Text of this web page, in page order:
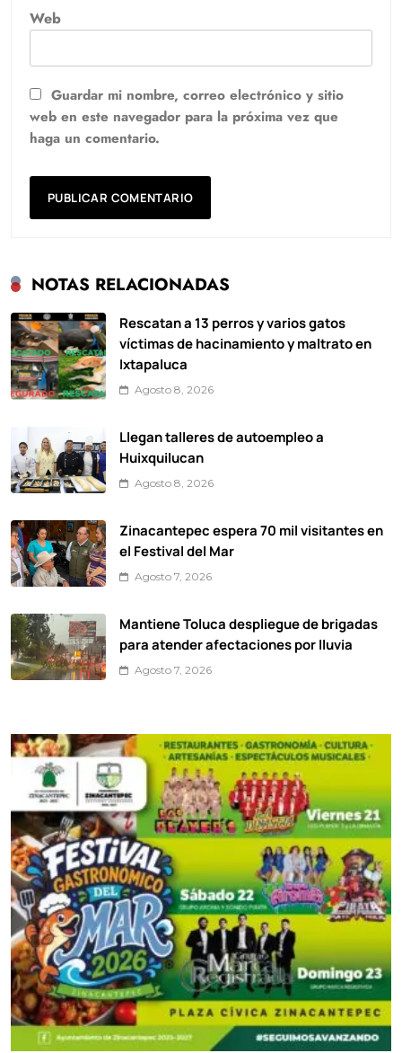
Web
Guardar mi nombre, correo electrónico y sitio
web en este navegador para la próxima vez que
haga un comentario.
NOTAS RELACIONADAS
Rescatan a 13 perros y varios gatos
víctimas de hacinamiento y maltrato en
Ixtapaluca
Agosto 8, 2026
Llegan talleres de autoempleo a
Huixquilucan
Agosto 8, 2026
Zinacantepec espera 70 mil visitantes en
el Festival del Mar
Agosto 7, 2026
Mantiene Toluca despliegue de brigadas
para atender afectaciones por lluvia
Agosto 7, 2026